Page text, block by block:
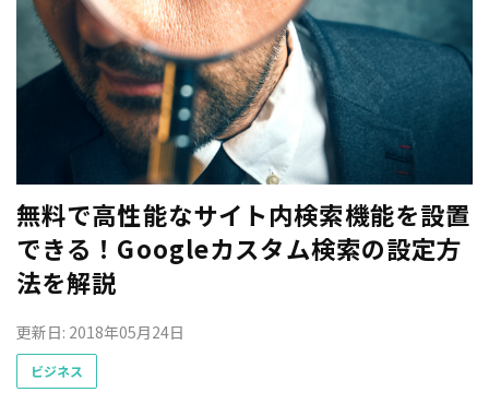
無料で高性能なサイト内検索機能を設置
できる！Googleカスタム検索の設定方
法を解説
更新日: 2018年05月24日
ビジネス